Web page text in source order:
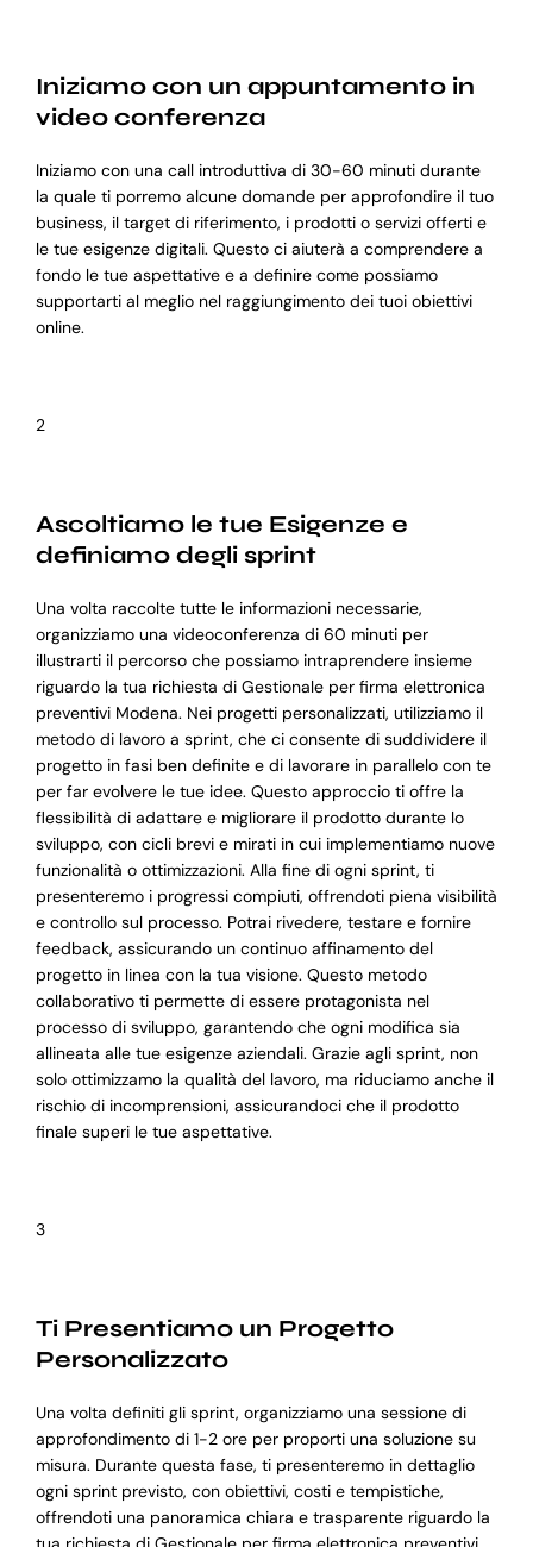
Iniziamo con un appuntamento in
video conferenza
Iniziamo con una call introduttiva di 30-60 minuti durante
la quale ti porremo alcune domande per approfondire il tuo
business, il target di riferimento, i prodotti o servizi offerti e
le tue esigenze digitali. Questo ci aiuterà a comprendere a
fondo le tue aspettative e a definire come possiamo
supportarti al meglio nel raggiungimento dei tuoi obiettivi
online.
2
Ascoltiamo le tue Esigenze e
definiamo degli sprint
Una volta raccolte tutte le informazioni necessarie,
organizziamo una videoconferenza di 60 minuti per
illustrarti il percorso che possiamo intraprendere insieme
riguardo la tua richiesta di Gestionale per firma elettronica
preventivi Modena. Nei progetti personalizzati, utilizziamo il
metodo di lavoro a sprint, che ci consente di suddividere il
progetto in fasi ben definite e di lavorare in parallelo con te
per far evolvere le tue idee. Questo approccio ti offre la
flessibilità di adattare e migliorare il prodotto durante lo
sviluppo, con cicli brevi e mirati in cui implementiamo nuove
funzionalità o ottimizzazioni. Alla fine di ogni sprint, ti
presenteremo i progressi compiuti, offrendoti piena visibilità
e controllo sul processo. Potrai rivedere, testare e fornire
feedback, assicurando un continuo affinamento del
progetto in linea con la tua visione. Questo metodo
collaborativo ti permette di essere protagonista nel
processo di sviluppo, garantendo che ogni modifica sia
allineata alle tue esigenze aziendali. Grazie agli sprint, non
solo ottimizzamo la qualità del lavoro, ma riduciamo anche il
rischio di incomprensioni, assicurandoci che il prodotto
finale superi le tue aspettative.
3
Ti Presentiamo un Progetto
Personalizzato
Una volta definiti gli sprint, organizziamo una sessione di
approfondimento di 1-2 ore per proporti una soluzione su
misura. Durante questa fase, ti presenteremo in dettaglio
ogni sprint previsto, con obiettivi, costi e tempistiche,
offrendoti una panoramica chiara e trasparente riguardo la